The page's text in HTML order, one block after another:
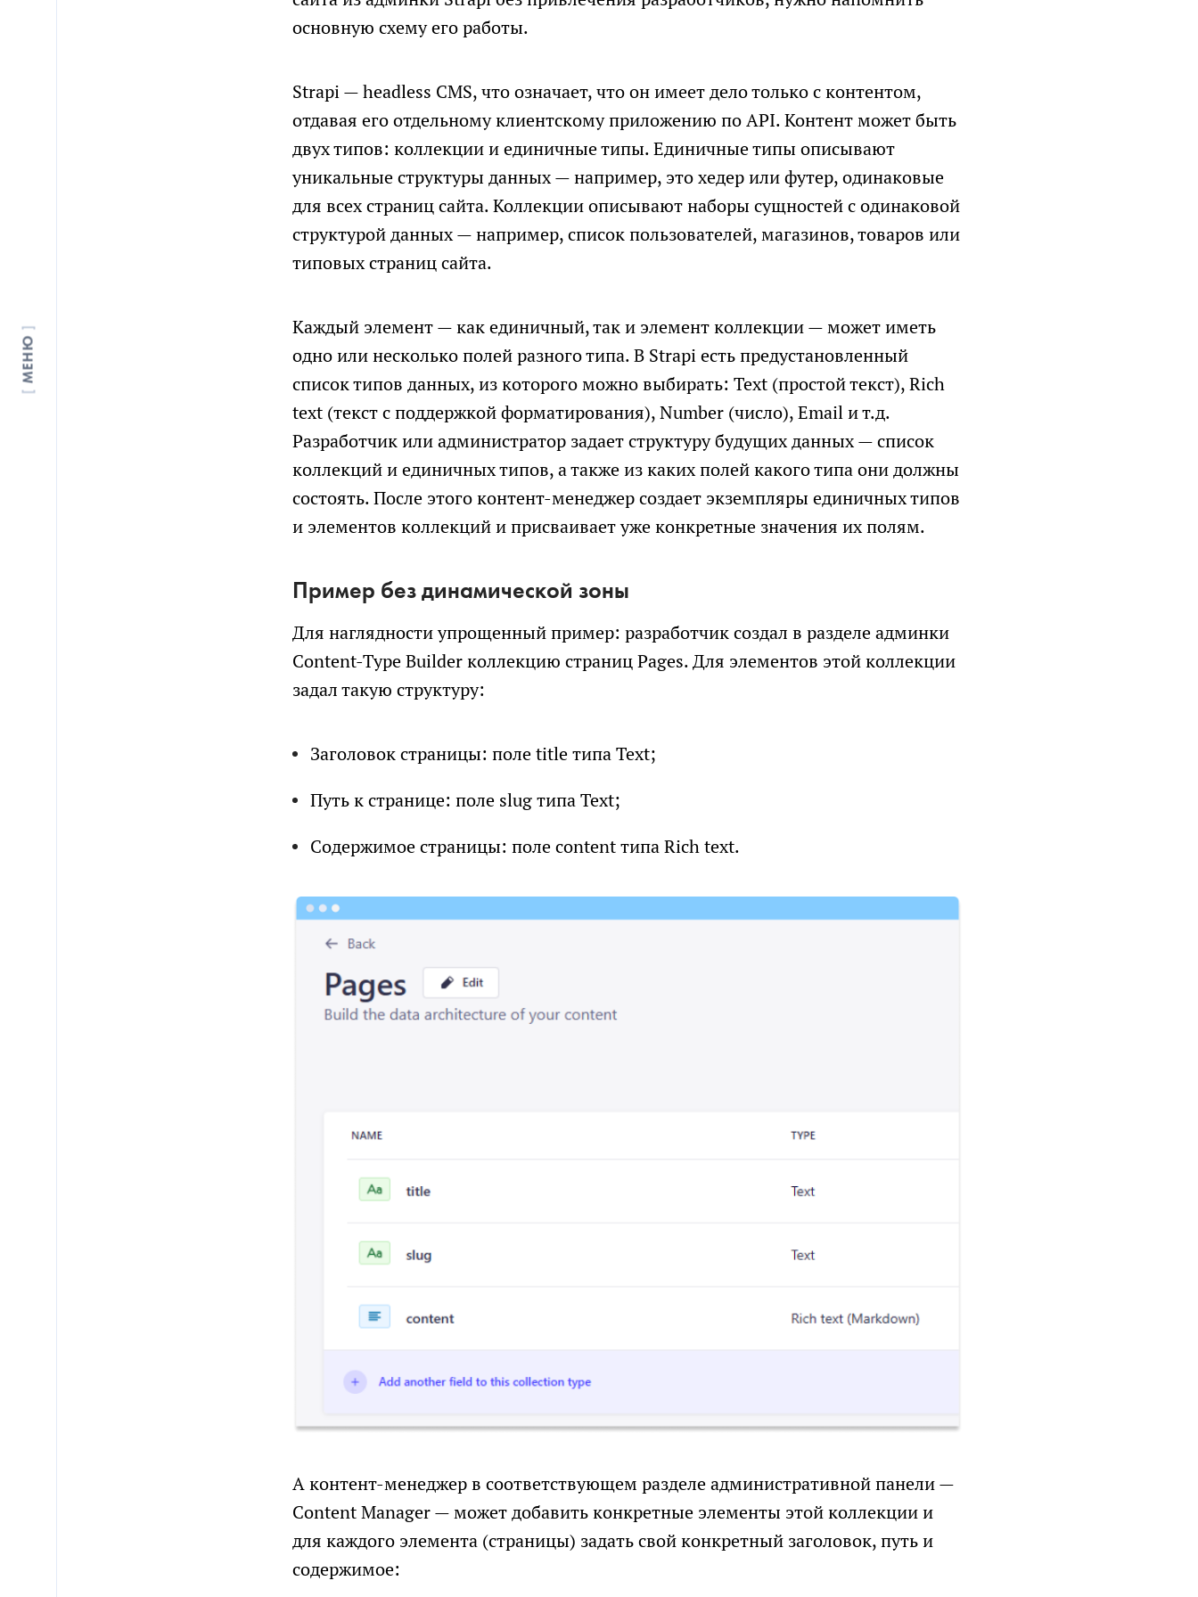
основную схему его работы.
Strapi — headless CMS, что означает, что он имеет дело только с контентом,
отдавая его отдельному клиентскому приложению по API. Контент может быть
двух типов: коллекции и единичные типы. Единичные типы описывают
уникальные структуры данных — например, это хедер или футер, одинаковые
для всех страниц сайта. Коллекции описывают наборы сущностей с одинаковой
структурой данных — например, список пользователей, магазинов, товаров или
типовых страниц сайта.
Каждый элемент — как единичный, так и элемент коллекции — может иметь
одно или несколько полей разного типа. В Strapi есть предустановленный
список типов данных, из которого можно выбирать: Text (простой текст), Rich
text (текст с поддержкой форматирования), Number (число), Email и т.д.
Разработчик или администратор задает структуру будущих данных — список
коллекций и единичных типов, а также из каких полей какого типа они должны
состоять. После этого контент-менеджер создает экземпляры единичных типов
и элементов коллекций и присваивает уже конкретные значения их полям.
Пример без динамической зоны
Для наглядности упрощенный пример: разработчик создал в разделе админки
Content-Type Builder коллекцию страниц Pages. Для элементов этой коллекции
задал такую структуру:
Заголовок страницы: поле title типа Text;
Путь к странице: поле slug типа Text;
Содержимое страницы: поле content типа Rich text.
А контент-менеджер в соответствующем разделе административной панели —
Content Manager — может добавить конкретные элементы этой коллекции и
для каждого элемента (страницы) задать свой конкретный заголовок, путь и
содержимое:
МЕНЮ
сообщений